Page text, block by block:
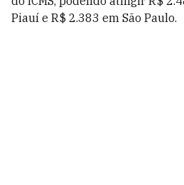
Piauí e R$ 2.383 em São Paulo.